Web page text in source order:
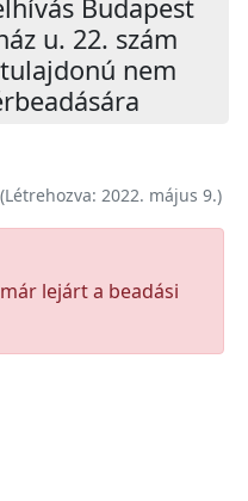
Budapest
u. 22. szám
nem
(Létrehozva: 2022. május 9.)
lejárt a beadási